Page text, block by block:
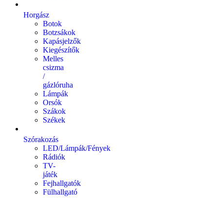
Horgász
Botok
Botzsákok
Kapásjelzők
Kiegészítők
Melles
csizma
/
gázlóruha
Lámpák
Orsók
Szákok
Székek
Szórakozás
LED/Lámpák/Fények
Rádiók
TV-
játék
Fejhallgatók
Fülhallgató